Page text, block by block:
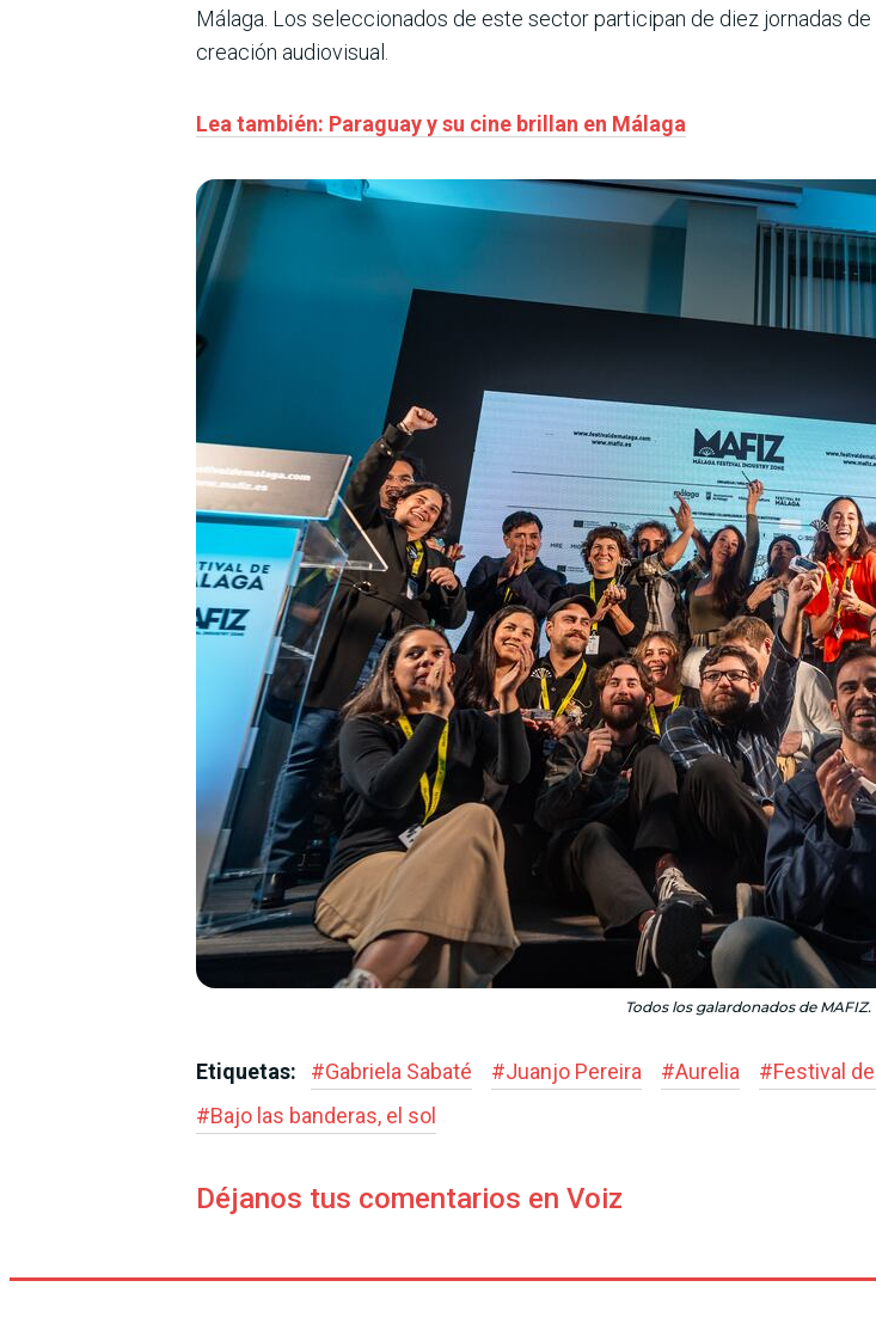
Málaga. Los seleccionados de este sector participan de diez jornadas
creación audiovisual.
Lea también: Paraguay y su cine brillan en Málaga
Todos los galardonados de
Etiquetas: #Gabriela Sabaté #Juanjo Pereira #Aurelia #Festival
#Bajo las banderas, el sol
Déjanos tus comentarios en Voiz